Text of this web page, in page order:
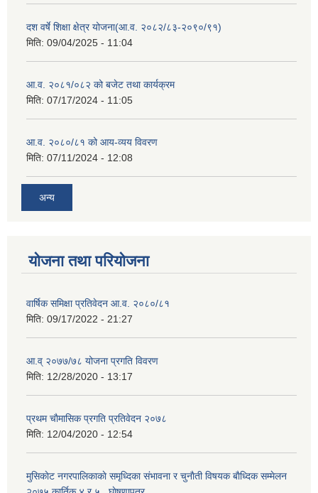
दश वर्षे शिक्षा क्षेत्र योजना(आ.व. २०८२/८३-२०९०/९१)
मिति: 09/04/2025 - 11:04
आ.व. २०८१/०८२ को बजेट तथा कार्यक्रम
मिति: 07/17/2024 - 11:05
आ.व. २०८०/८१ को आय-व्यय विवरण
मिति: 07/11/2024 - 12:08
अन्य
योजना तथा परियोजना
वार्षिक समिक्षा प्रतिवेदन आ.व. २०८०/८१
मिति: 09/17/2022 - 21:27
आ.व् २०७७/७८ योजना प्रगति विवरण
मिति: 12/28/2020 - 13:17
प्रथम चाैमासिक प्रगति प्रतिवेदन २०७८
मिति: 12/04/2020 - 12:54
मुसिकाेट नगरपालिकाकाे समृध्दिका संभावना र चुनाैती विषयक बाैध्दिक सम्मेलन